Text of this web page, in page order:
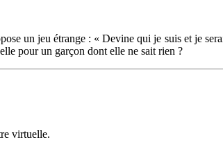
un jeu étrange : « Devine qui je suis et je
pour un garçon dont elle ne sait rien ?
virtuelle.